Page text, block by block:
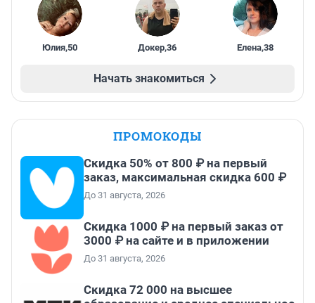
Юлия,50 Докер,36 Елена,38
Начать знакомиться
ПРОМОКОДЫ
Скидка 50% от 800 ₽ на первый
заказ, максимальная скидка 600 ₽
До 31 августа, 2026
Скидка 1000 ₽ на первый заказ от
3000 ₽ на сайте и в приложении
До 31 августа, 2026
Скидка 72 000 на высшее